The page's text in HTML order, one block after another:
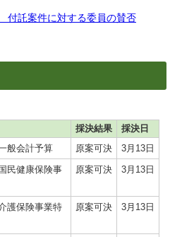
託案件に対する委員の賛否
採決結果
採決日
般会計予算 原案可決
3月13日
民健康保険事
原案可決 3月13日
護保険事業特
原案可決 3月13日